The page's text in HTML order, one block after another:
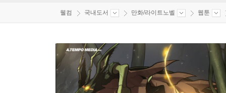
웰컴 국내도서 만화/라이트노벨 웹툰